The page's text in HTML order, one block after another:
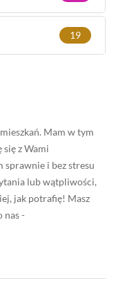
19
Mam w tym
z Wami
sprawnie i bez stresu
lub wątpliwości,
jak potrafię! Masz
nas -